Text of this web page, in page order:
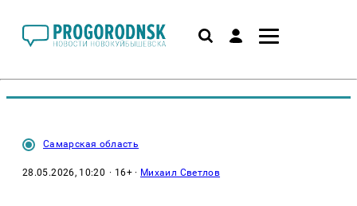
Самарская область
28.05.2026, 10:20 · 16+ · Михаил Светлов